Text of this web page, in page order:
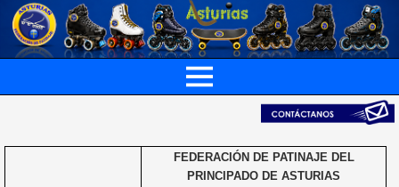
FEDERACIÓN DE PATINAJE DEL
PRINCIPADO DE ASTURIAS